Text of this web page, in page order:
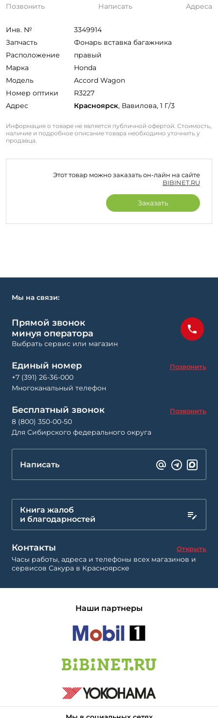
Позвонить Написать Адреса
Инв. №
3349914
Запчасть
Фонарь вставка багажника
Расположение
правый
Марка
Honda
Модель
Accord Wagon
Номер оптики
R3227
Адрес
Красноярск, Вавилова, 1 Г/3
Информация о товаре не является публичной офертой. Стоимость,
наличие и подробное описание товара необходимо уточнить у
продавца.
Этот товар можно заказать он-лайн на сайте
BIBINET.RU
Заказать
Мы на связи:
Прямой звонок
минуя оператора
Выбрать сервис или магазин
Единый номер Позвонить
+7 (391) 26-36-000
Многоканальный телефон
Бесплатный звонок Позвонить
8 (800) 350-00-50
Для Сибирского федерального округа
Написать
Книга жалоб
и благодарностей
Контакты Открыть
Часы работы, адреса и телефоны всех магазинов и
сервисов Сакура в Красноярске
Наши партнеры